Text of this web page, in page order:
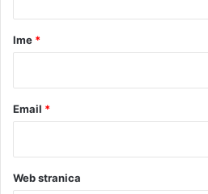
rIme *
Email *
Web stranica